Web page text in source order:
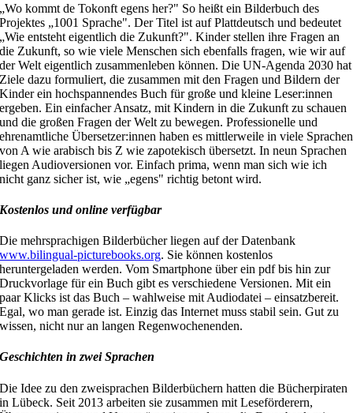
„Wo kommt deTokonft egens her?" So heißt ein Bilderbuch des
Projektes „1001 Sprache". Der Titel ist auf Plattdeutsch und bedeutet
„Wie entsteht eigentlich die Zukunft?". Kinder stellen ihre Fragen an
die Zukunft, so wie viele Menschen sich ebenfalls fragen, wie wir auf
der Welt eigentlich zusammenleben können. Die UN-Agenda 2030 hat
Ziele dazu formuliert, die zusammen mit den Fragen und Bildern der
Kinder ein hochspannendes Buch für große und kleineLeser:innen
ergeben. Ein einfacher Ansatz, mit Kindern in die Zukunft zu schauen
und die großen Fragen der Welt zu bewegen. Professionelle und
ehrenamtlicheÜbersetzer:innen haben es mittlerweile in viele Sprachen
von A wie arabisch bis Z wiezapotekisch übersetzt. In neun Sprachen
liegen Audioversionen vor. Einfach prima, wenn man sich wie ich
nicht ganz sicher ist, wie „egens" richtig betont wird.
Kostenlos und online verfügbar
Die mehrsprachigen Bilderbücher liegen auf der Datenbank
www.bilingual-picturebooks.org. Sie können kostenlos
heruntergeladen werden. Vom Smartphone über einpdfbis hin zur
Druckvorlage für ein Buch gibt es verschiedene Versionen. Mit ein
paar Klicks ist das Buch – wahlweise mit Audiodatei– einsatzbereit.
Egal, wo man gerade ist. Einzig das Internet muss stabil sein. Gut zu
wissen, nicht nur an langen Regenwochenenden.
Geschichten in zwei Sprachen
Die Idee zu den zweisprachen Bilderbüchern hatten die Bücherpiraten
in Lübeck. Seit 2013 arbeiten sie zusammen mit Leseförderern,